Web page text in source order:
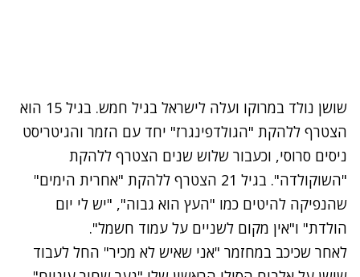
נתקלנו בבעיה
נסה שוב
שושן נולד במרוקו ועלה לישראל בגיל חמש. בגיל 15 הוא
הצטרף ללהקת "הגולדפינגרז" יחד עם הזמר והגיטריסט
ניסים סרוסי, וכעבור שלוש שנים הצטרף ללהקת
"השוקולדה". בגיל 21 הצטרף ללהקת "אחרית הימים"
שהנפיקה להיטים כמו "העץ הוא גבוה", "יש לי יום
הולדת" ו"אין מקום לשניים על עמוד חשמל".
לאחר שכיכב במחזמר "אני שאיש לא מכיר" החל לעבוד